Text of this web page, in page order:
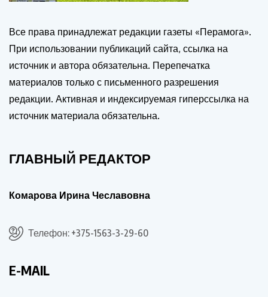
Все права принадлежат редакции газеты «Перамога».
При использовании публикаций сайта, ссылка на
источник и автора обязательна. Перепечатка
материалов только с письменного разрешения
редакции. Активная и индексируемая гиперссылка на
источник материала обязательна.
ГЛАВНЫЙ РЕДАКТОР
Комарова Ирина Чеславовна
Телефон: +375-1563-3-29-60
E-MAIL